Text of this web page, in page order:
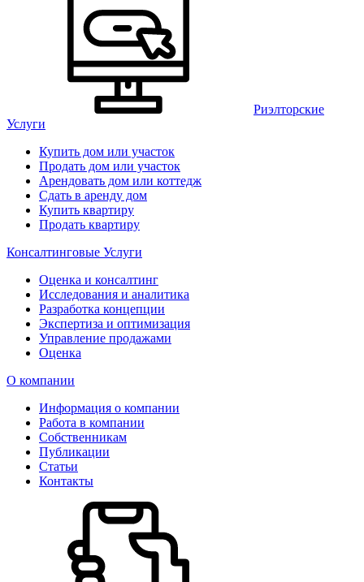
Риэлторские
Услуги
Купить дом или участок
Продать дом или участок
Арендовать дом или коттедж
Сдать в аренду дом
Купить квартиру
Продать квартиру
Консалтинговые Услуги
Оценка и консалтинг
Исследования и аналитика
Разработка концепции
Экспертиза и оптимизация
Управление продажами
Оценка
О компании
Информация о компании
Работа в компании
Собственникам
Публикации
Статьи
Контакты